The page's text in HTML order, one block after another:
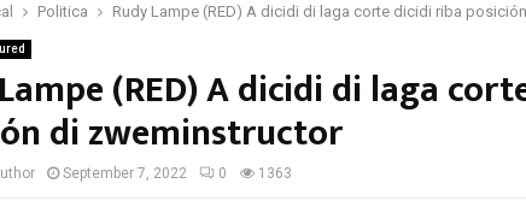
Politica Rudy Lampe (RED) A dicidi di laga corte dicidi riba
(RED) A dicidi di laga
di zweminstructor
September 7, 2022 0 1363